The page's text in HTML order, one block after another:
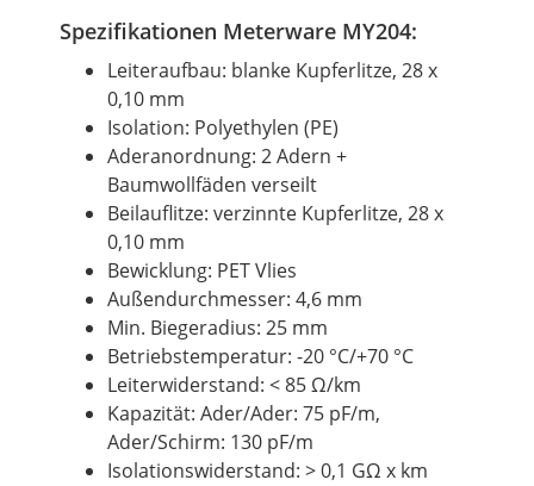
Spezifikationen Meterware MY204:
Leiteraufbau: blanke Kupferlitze, 28 x
0,10 mm
Isolation: Polyethylen (PE)
Aderanordnung: 2 Adern +
Baumwollfäden verseilt
Beilauflitze: verzinnte Kupferlitze, 28 x
0,10 mm
Bewicklung: PET Vlies
Außendurchmesser: 4,6 mm
Min. Biegeradius: 25 mm
Betriebstemperatur: -20 °C/+70 °C
Leiterwiderstand: < 85 Ω/km
Kapazität: Ader/Ader: 75 pF/m,
Ader/Schirm: 130 pF/m
Isolationswiderstand: > 0,1 GΩ x km